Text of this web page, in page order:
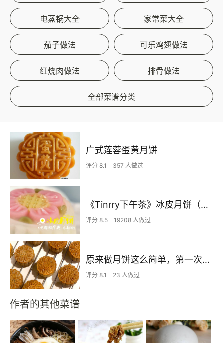
电蒸锅大全 家常菜大全
茄子做法 可乐鸡翅做法
红烧肉做法 排骨做法
全部菜谱分类
广式莲蓉蛋黄月饼
评分 8.1 357 人做过
《Tinrry下午茶》冰皮月饼（奶黄馅）
评分 8.5 19208 人做过
原来做月饼这么简单，第一次这样算成功了吗（详细避坑指南）
评分 8.1 23 人做过
作者的其他菜谱